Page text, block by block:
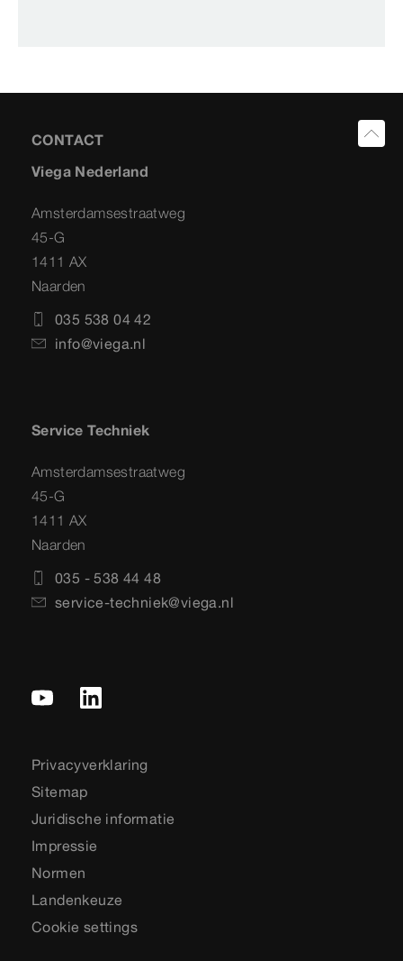
CONTACT
Viega Nederland
Amsterdamsestraatweg
45-G
1411 AX
Naarden
035 538 04 42
info@viega.nl
Service Techniek
Amsterdamsestraatweg
45-G
1411 AX
Naarden
035 - 538 44 48
service-techniek@viega.nl
Privacyverklaring
Sitemap
Juridische informatie
Impressie
Normen
Landenkeuze
Cookie settings